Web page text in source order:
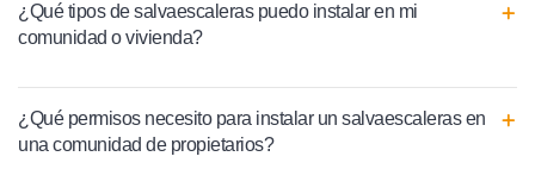
¿Qué tipos de salvaescaleras puedo instalar en mi
comunidad o vivienda?
¿Qué permisos necesito para instalar un salvaescaleras en
una comunidad de propietarios?